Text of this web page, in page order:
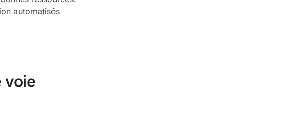
automatisés
voie